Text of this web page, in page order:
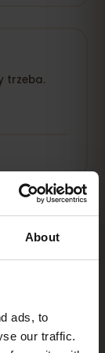
About
ads, to
our traffic.
trzeba.
POPULARNE
i